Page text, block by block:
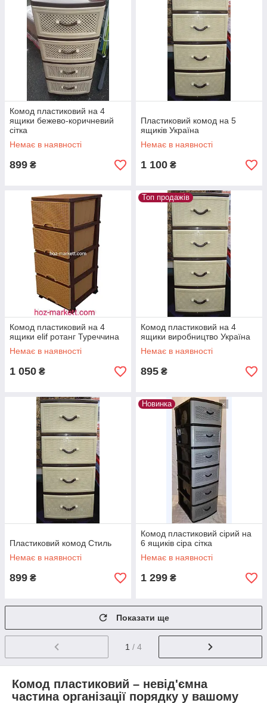
Комод пластиковий на 4
ящики бежево-коричневий
сітка
Немає в наявності
899 ₴
Пластиковий комод на 5
ящиків Україна
Немає в наявності
1 100 ₴
Комод пластиковий на 4
ящики elif ротанг Туреччина
Немає в наявності
1 050 ₴
Топ продажів
Комод пластиковий на 4
ящики виробництво Україна
Немає в наявності
895 ₴
Пластиковий комод Стиль
Немає в наявності
899 ₴
Новинка
Комод пластиковий сірий на
6 ящиків сіра сітка
Немає в наявності
1 299 ₴
Показати ще
1 / 4
Комод пластиковий – невід'ємна
частина організації порядку у вашому